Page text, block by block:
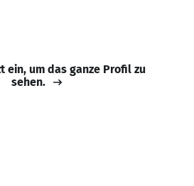
ein, um das ganze Profil zu
sehen.